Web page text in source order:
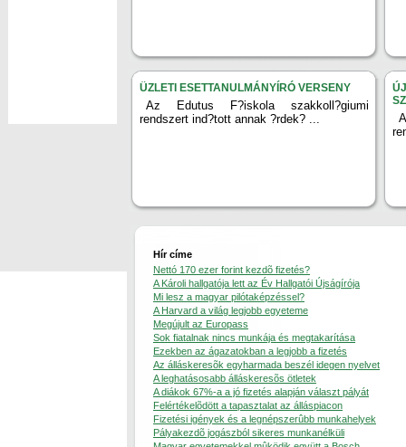
ÜZLETI ESETTANULMÁNYÍRÓ VERSENY
Az Edutus F?iskola szakkoll?giumi
rendszert ind?tott annak ?rdek? ...
Hír címe
Nettó 170 ezer forint kezdõ fizetés?
A Károli hallgatója lett az Év Hallgatói Újságírója
Mi lesz a magyar pilótaképzéssel?
A Harvard a világ legjobb egyeteme
Megújult az Europass
Sok fiatalnak nincs munkája és megtakarítása
Ezekben az ágazatokban a legjobb a fizetés
Az álláskeresõk egyharmada beszél idegen nyelvet
A leghatásosabb álláskeresõs ötletek
A diákok 67%-a a jó fizetés alapján választ pályát
Felértékelõdött a tapasztalat az álláspiacon
Fizetési igények és a legnépszerûbb munkahelyek
Pályakezdõ jogászból sikeres munkanélküli